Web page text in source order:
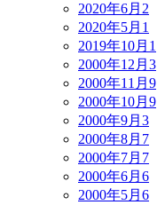
2020年6月 2
2020年5月 1
2019年10月 1
2000年12月 3
2000年11月 9
2000年10月 9
2000年9月 3
2000年8月 7
2000年7月 7
2000年6月 6
2000年5月 6